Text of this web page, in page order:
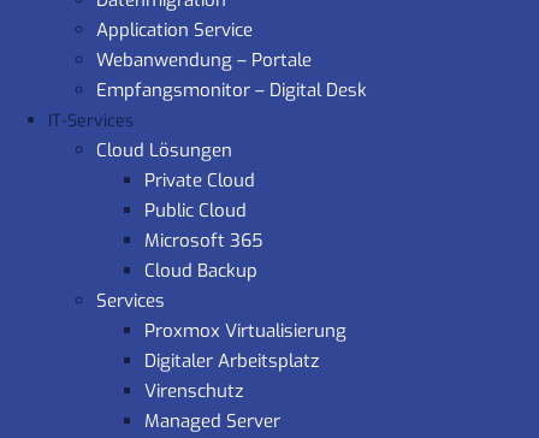
Application Service
Webanwendung – Portale
Empfangsmonitor – Digital Desk
IT-Services
Cloud Lösungen
Private Cloud
Public Cloud
Microsoft 365
Cloud Backup
Services
Proxmox Virtualisierung
Digitaler Arbeitsplatz
Virenschutz
Managed Server